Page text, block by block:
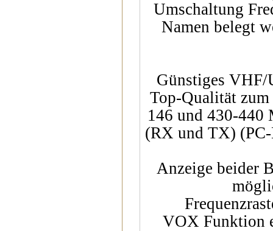
Umschaltung
Namen belegt
Günstiges VHF/
Top-Qualität zum
146 und 430-440
(RX und TX)
Anzeige beider
VOX Funktion